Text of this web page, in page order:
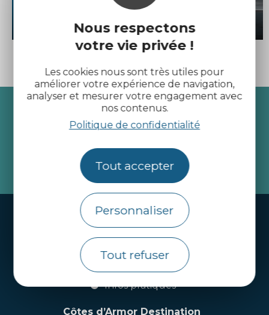
Nous respectons
votre vie privée !
Les cookies nous sont très utiles pour
améliorer votre expérience de navigation,
analyser et mesurer votre engagement avec
nos contenus.
Politique de confidentialité
Tout accepter
Personnaliser
Tout refuser
parapente
Karting
Recevez l’actualité des
Côtes d’Armor
je m'abonne
Handi-tourisme
Webcams
Brochures
Infos pratiques
Côtes d’Armor Destination